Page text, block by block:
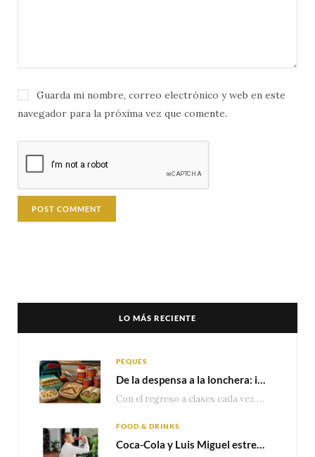
Guarda mi nombre, correo electrónico y web en este
navegador para la próxima vez que comente.
LO MÁS RECIENTE
PEQUES
De la despensa a la lonchera: ideas rápidas para el regreso a clases
Con el regreso a clases cada vez más cerca, las familias comienzan a reorganizar horarios,…
FOOD & DRINKS
Coca-Cola y Luis Miguel estrenan el comercial que celebra 100 años de historia junto a México